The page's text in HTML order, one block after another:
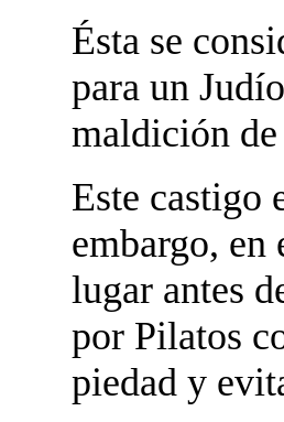
Ésta se
para un
maldición de
Este castigo
embargo, en
lugar antes
por Pilatos
piedad y